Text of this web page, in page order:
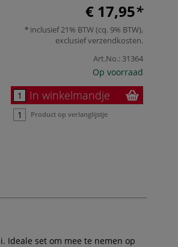
€ 17,95
inclusief 21% BTW (cq. 9% BTW),
exclusiefverzendkosten.
Art.No.: 31364
Op voorraad
In winkelmandje
Product op verlanglijstje
Ideale set om mee te nemen op